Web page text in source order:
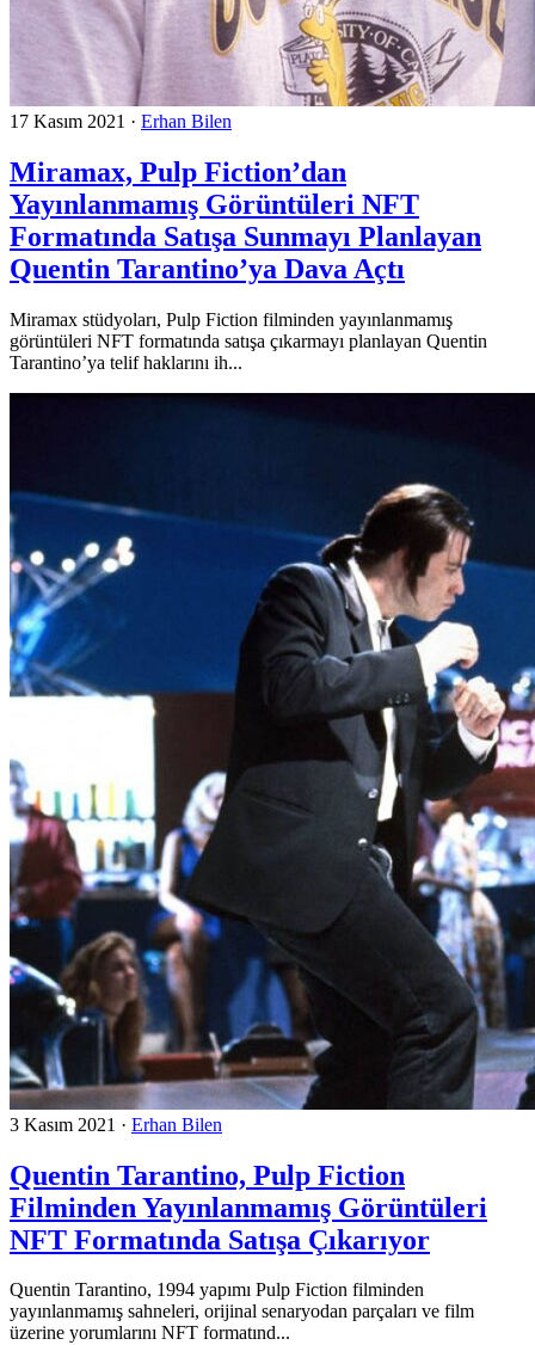
17 Kasım 2021 · Erhan Bilen
Miramax, Pulp Fiction’dan
Yayınlanmamış Görüntüleri NFT
Formatında Satışa Sunmayı Planlayan
Quentin Tarantino’ya Dava Açtı
Miramax stüdyoları, Pulp Fiction filminden yayınlanmamış
görüntüleri NFT formatında satışa çıkarmayı planlayan Quentin
Tarantino’ya telif haklarını ih...
3 Kasım 2021 · Erhan Bilen
Quentin Tarantino, Pulp Fiction
Filminden Yayınlanmamış Görüntüleri
NFT Formatında Satışa Çıkarıyor
Quentin Tarantino, 1994 yapımı Pulp Fiction filminden
yayınlanmamış sahneleri, orijinal senaryodan parçaları ve film
üzerine yorumlarını NFT formatınd...